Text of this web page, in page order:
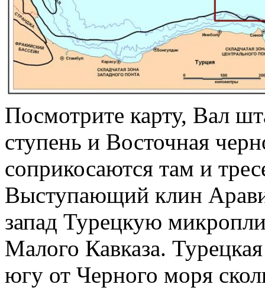
Посмотрите карту, Вал
ступень и Восточная
соприкосаются там и
Выступающий клин
запад Турецкую
Малого Кавказа.
югу от Черного моря